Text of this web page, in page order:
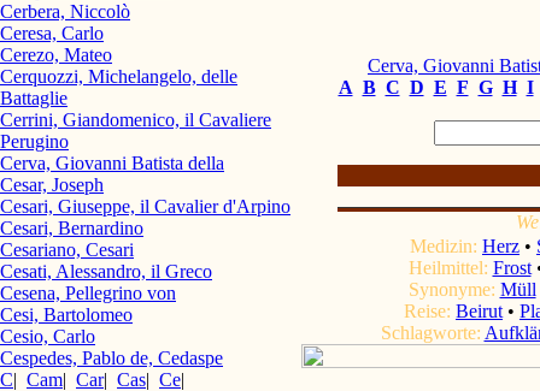
Cerva, Giovanni
A B C D E F G H I
Medizin: Herz •
Heilmittel: Frost
Synonyme: Müll
Reise: Beirut •
Schlagworte:
Cerbera, Niccolò
Ceresa, Carlo
Cerezo, Mateo
Cerquozzi, Michelangelo, delle
Battaglie
Cerrini, Giandomenico, il Cavaliere
Perugino
Cerva, Giovanni Batista della
Cesar, Joseph
Cesari, Giuseppe, il Cavalier d'Arpino
Cesari, Bernardino
Cesariano, Cesari
Cesati, Alessandro, il Greco
Cesena, Pellegrino von
Cesi, Bartolomeo
Cesio, Carlo
Cespedes, Pablo de, Cedaspe
C| Cam| Car| Cas| Ce|